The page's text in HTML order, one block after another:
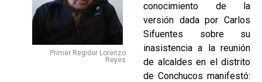
Primer Regidor Lorenzo
Reyes
conocimiento de la
versión dada por Carlos
Sifuentes sobre su
inasistencia a la reunión
de alcaldes en el distrito
de Conchucos manifestó: